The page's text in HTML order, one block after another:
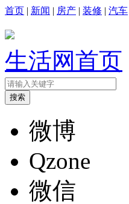
首页 | 新闻 | 房产 | 装修 | 汽车
生活网首页
微博
Qzone
微信